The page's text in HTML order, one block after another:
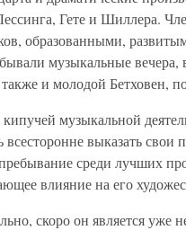
Гете и Шиллера.
образованными,
музыкальные
и молодой Бетховен,
музыкальной
всесторонне выказать свои
среди лучших
влияние на его
скоро он является уже